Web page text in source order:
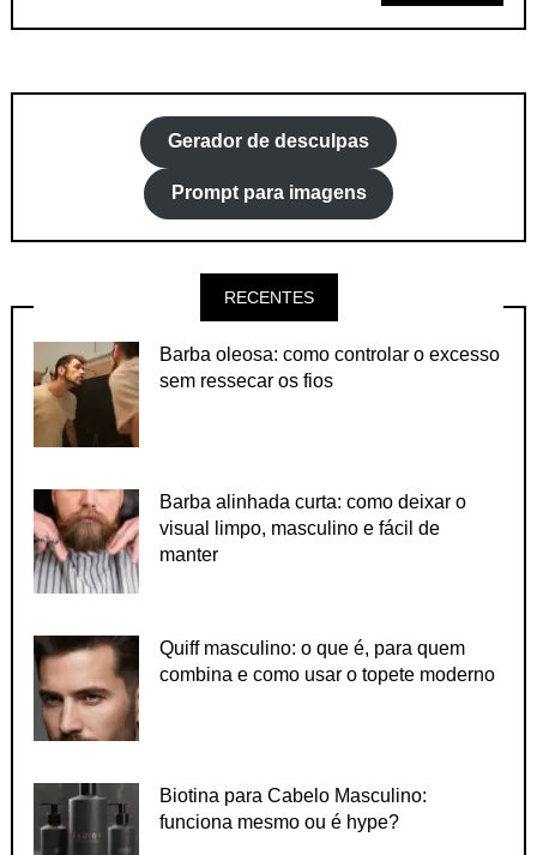
Gerador de desculpas
Prompt para imagens
RECENTES
Barba oleosa: como controlar o excesso
sem ressecar os fios
Barba alinhada curta: como deixar o
visual limpo, masculino e fácil de
manter
Quiff masculino: o que é, para quem
combina e como usar o topete moderno
Biotina para Cabelo Masculino:
funciona mesmo ou é hype?